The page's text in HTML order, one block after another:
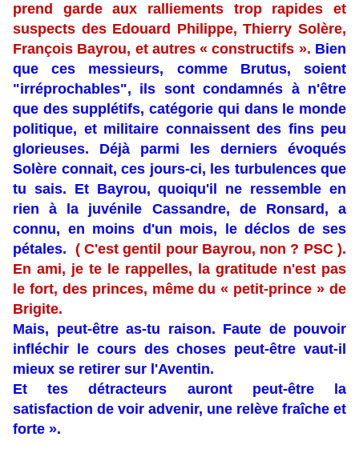
prend garde aux ralliements trop rapides et
suspects des Edouard Philippe, Thierry Solère,
François Bayrou, et autres « constructifs ». Bien
que ces messieurs, comme Brutus, soient
"irréprochables", ils sont condamnés à n'être
que des supplétifs, catégorie qui dans le monde
politique, et militaire connaissent des fins peu
glorieuses. Déjà parmi les derniers évoqués
Solère connait, ces jours-ci, les turbulences que
tu sais. Et Bayrou, quoiqu'il ne ressemble en
rien à la juvénile Cassandre, de Ronsard, a
connu, en moins d'un mois, le déclos de ses
pétales. ( C'est gentil pour Bayrou, non ? PSC ).
En ami, je te le rappelles, la gratitude n'est pas
le fort, des princes, même du « petit-prince » de
Brigite.
Mais, peut-être as-tu raison. Faute de pouvoir
infléchir le cours des choses peut-être vaut-il
mieux se retirer sur l'Aventin.
Et tes détracteurs auront peut-être la
satisfaction de voir advenir, une relève fraîche et
forte ».